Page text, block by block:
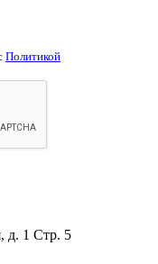
Политикой
д. 1 Стр. 5